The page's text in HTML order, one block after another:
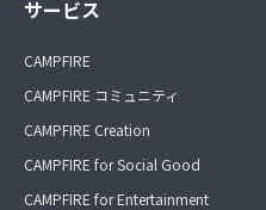
サービス
CAMPFIRE
CAMPFIRE コミュニティ
CAMPFIRE Creation
CAMPFIRE for Social Good
CAMPFIRE for Entertainment